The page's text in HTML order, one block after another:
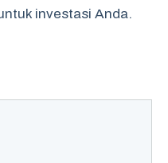
investasi Anda.